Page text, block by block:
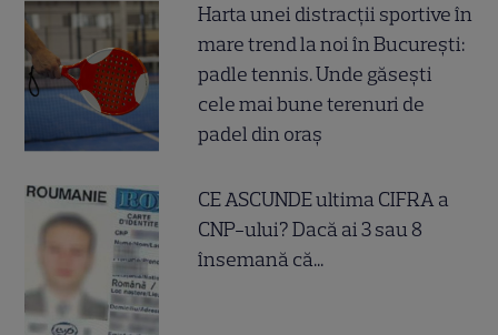
Harta unei distracții sportive în
mare trend la noi în București:
padle tennis. Unde găsești
cele mai bune terenuri de
padel din oraș
CE ASCUNDE ultima CIFRA a
CNP-ului? Dacă ai 3 sau 8
însemană că...